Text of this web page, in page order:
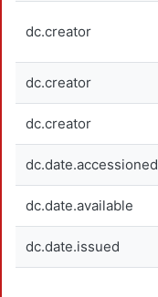
dc.creator
dc.creator
dc.creator
dc.date.accessioned
dc.date.available
dc.date.issued